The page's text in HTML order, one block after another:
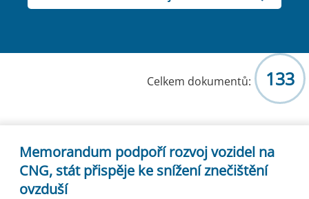
Memorandum podpoří rozvoj vozidel na
CNG, stát přispěje ke snížení znečištění
ovzduší
Celkem dokumentů: 133